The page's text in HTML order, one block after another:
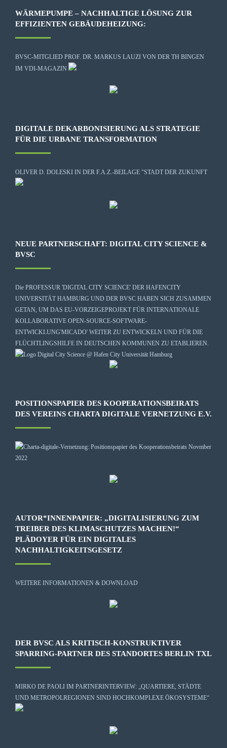
WÄRMEPUMPE – NACHHALTIGE LÖSUNG ZUR
EFFIZIENTEN GEBÄUDEHEIZUNG:
BVSC-MITGLIED PROF. DR. MARKUS LAUZI VON DER TH BINGEN
IM VDI-MAGAZIN
DIGITALE DEKARBONISIERUNG ALS STRATEGIE
FÜR DIE URBANE TRANSFORMATION
OLIVER D. DOLESKI IN DER F.A.Z.-BEILAGE "STADT DER ZUKUNFT
NEUE PARTNERSCHAFT: DIGITAL CITY SCIENCE &
BVSC
Die PROFESSUR 'DIGITAL CITY SCIENCE' DER HAFENCITY
UNIVERSITÄT HAMBURG UND DER BVSC HABEN SICH ZUSAMMEN
GETAN, UM DAS EU-VORZEIGEPROJEKT FÜR INTERNATIONALE
KOLLABORATIVE OPEN-SOURCE-SOFTWARE-
ENTWICKLUNG'MICADO' WEITER ZU ENTWICKELN UND FÜR DIE
FLÜCHTLINGSHILFE IN DEUTSCHEN KOMMUNEN ZU ETABLIEREN.
POSITIONSPAPIER DES KOOPERATIONSBEIRATS
DES VEREINS CHARTA DIGITALE VERNETZUNG E.V.
AUTOR*INNENPAPIER: „DIGITALISIERUNG ZUM
TREIBER DES KLIMASCHUTZES MACHEN!“
PLÄDOYER FÜR EIN DIGITALES
NACHHALTIGKEITSGESETZ
WEITERE INFORMATIONEN & DOWNLOAD
DER BVSC ALS KRITISCH-KONSTRUKTIVER
SPARRING-PARTNER DES STANDORTES BERLIN TXL
MIRKO DE PAOLI IM PARTNERINTERVIEW: „QUARTIERE, STÄDTE
UND METROPOLREGIONEN SIND HOCHKOMPLEXE ÖKOSYSTEME“